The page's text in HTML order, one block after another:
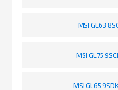
MSI GL63
MSI GL75
MSI GL65